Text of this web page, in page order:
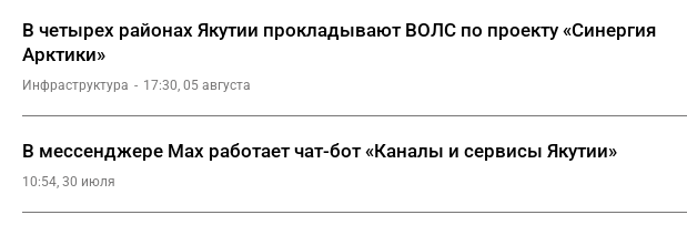
В четырех районах Якутии прокладывают ВОЛС по проекту «Синергия
Арктики»
Инфраструктура 17:30, 05 августа
В мессенджере Max работает чат-бот «Каналы и сервисы Якутии»
10:54, 30 июля